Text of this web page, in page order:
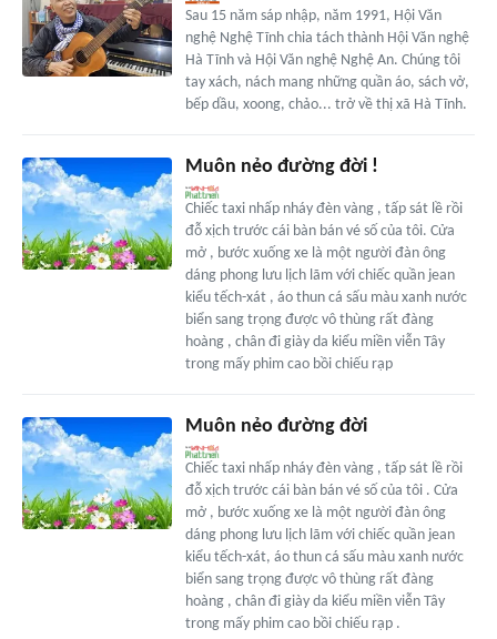
Sau 15 năm sáp nhập, năm 1991, Hội Văn
nghệ Nghệ Tĩnh chia tách thành Hội Văn nghệ
Hà Tĩnh và Hội Văn nghệ Nghệ An. Chúng tôi
tay xách, nách mang những quần áo, sách vở,
bếp dầu, xoong, chảo... trở về thị xã Hà Tĩnh.
Muôn nẻo đường đời !
Chiếc taxi nhấp nháy đèn vàng , tấp sát lề rồi
đỗ xịch trước cái bàn bán vé số của tôi. Cửa
mở , bước xuống xe là một người đàn ông
dáng phong lưu lịch lãm với chiếc quần jean
kiểu tếch-xát , áo thun cá sấu màu xanh nước
biển sang trọng được vô thùng rất đàng
hoàng , chân đi giày da kiểu miền viễn Tây
trong mấy phim cao bồi chiếu rạp
Muôn nẻo đường đời
Chiếc taxi nhấp nháy đèn vàng , tấp sát lề rồi
đỗ xịch trước cái bàn bán vé số của tôi . Cửa
mở , bước xuống xe là một người đàn ông
dáng phong lưu lịch lãm với chiếc quần jean
kiểu tếch-xát, áo thun cá sấu màu xanh nước
biển sang trọng được vô thùng rất đàng
hoàng , chân đi giày da kiểu miền viễn Tây
trong mấy phim cao bồi chiếu rạp .